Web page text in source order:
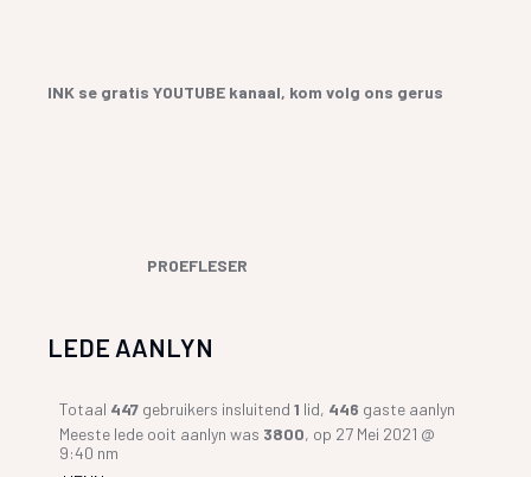
INK se gratis YOUTUBE kanaal, kom volg ons gerus
PROEFLESER
LEDE AANLYN
Totaal 447 gebruikers insluitend1 lid, 446 gaste aanlyn
Meeste lede ooit aanlyn was 3800, op 27 Mei 2021 @
9:40 nm